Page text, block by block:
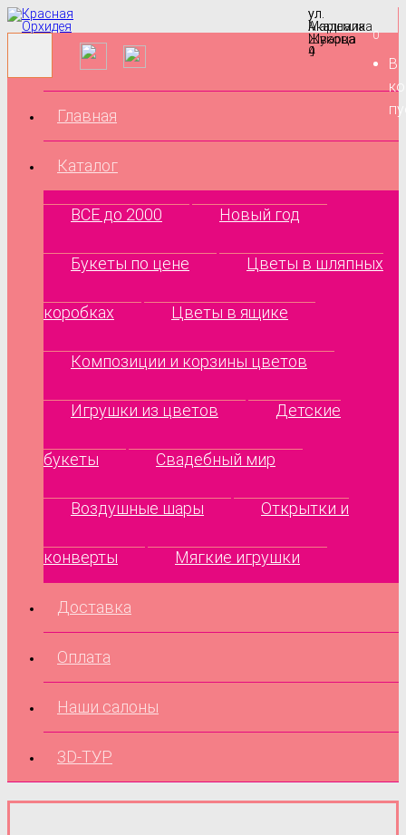
ул.
Маршала
Жукова
9
ул.
Академика
Шварца
4
0
В
Главная
Каталог
ВСЕ до 2000 Новый год
Букеты по цене Цветы в шляпных
коробках Цветы в ящике
Композиции и корзины цветов
Игрушки из цветов Детские
букеты Свадебный мир
Воздушные шары Открытки и
конверты Мягкие игрушки
Доставка
Оплата
Наши салоны
3D-ТУР